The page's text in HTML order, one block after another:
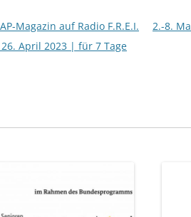
Magazin auf Radio F.R.E.I.
April 2023 | für 7 Tage
2.-8.